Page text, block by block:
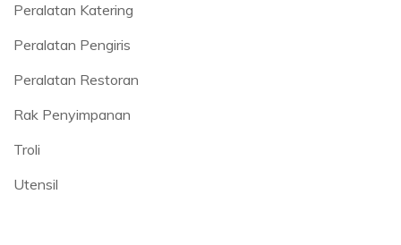
Peralatan Katering
Peralatan Pengiris
Peralatan Restoran
Rak Penyimpanan
Troli
Utensil